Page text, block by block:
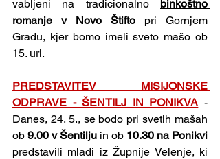
vabljeni na tradicionalno binkoštno
romanje v Novo Štifto pri Gornjem
Gradu, kjer bomo imeli sveto mašo ob
15. uri.
PREDSTAVITEV MISIJONSKE
ODPRAVE - ŠENTILJ IN PONIKVA -
Danes, 24. 5., se bodo pri svetih mašah
ob 9.00 v Šentilju in ob
predstavili mladi iz Župnije Velenje, ki